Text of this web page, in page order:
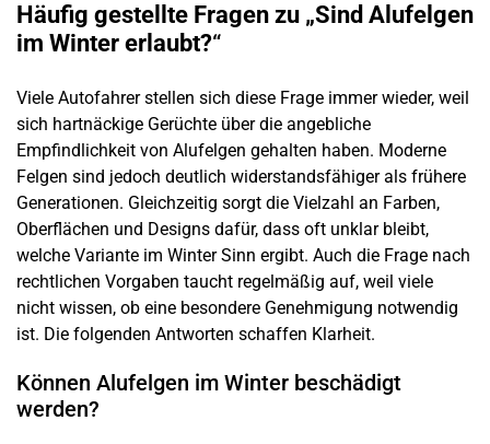
Häufig gestellte Fragen zu „Sind Alufelgen
im Winter erlaubt?“
Viele Autofahrer stellen sich diese Frage immer wieder, weil
sich hartnäckige Gerüchte über die angebliche
Empfindlichkeit von Alufelgen gehalten haben. Moderne
Felgen sind jedoch deutlich widerstandsfähiger als frühere
Generationen. Gleichzeitig sorgt die Vielzahl an Farben,
Oberflächen und Designs dafür, dass oft unklar bleibt,
welche Variante im Winter Sinn ergibt. Auch die Frage nach
rechtlichen Vorgaben taucht regelmäßig auf, weil viele
nicht wissen, ob eine besondere Genehmigung notwendig
ist. Die folgenden Antworten schaffen Klarheit.
Können Alufelgen im Winter beschädigt
werden?